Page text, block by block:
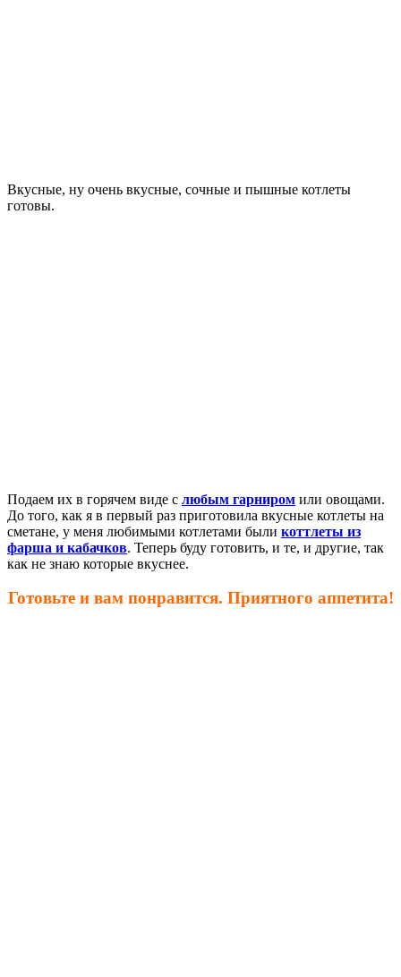
Вкусные, ну очень вкусные, сочные и пышные котлеты
готовы.
Подаем их в горячем виде с любым гарниром или овощами.
До того, как я в первый раз приготовила вкусные котлеты на
сметане, у меня любимыми котлетами были коттлеты из
фарша и кабачков. Теперь буду готовить, и те, и другие, так
как не знаю которые вкуснее.
Готовьте и вам понравится. Приятного аппетита!